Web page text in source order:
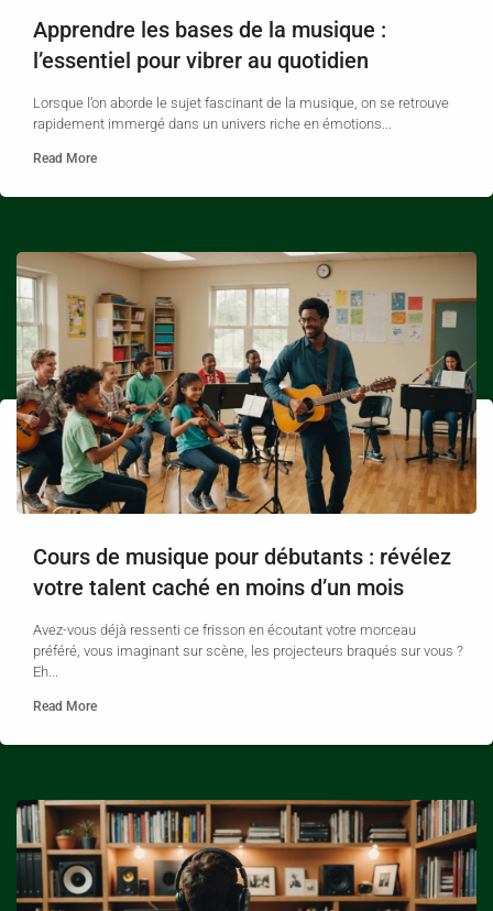
Apprendre les bases de la musique :
l’essentiel pour vibrer au quotidien
Lorsque l’on aborde le sujet fascinant de la musique, on se retrouve
rapidement immergé dans un univers riche en émotions...
Read More
Cours de musique pour débutants : révélez
votre talent caché en moins d’un mois
Avez-vous déjà ressenti ce frisson en écoutant votre morceau
préféré, vous imaginant sur scène, les projecteurs braqués sur vous ?
Eh...
Read More